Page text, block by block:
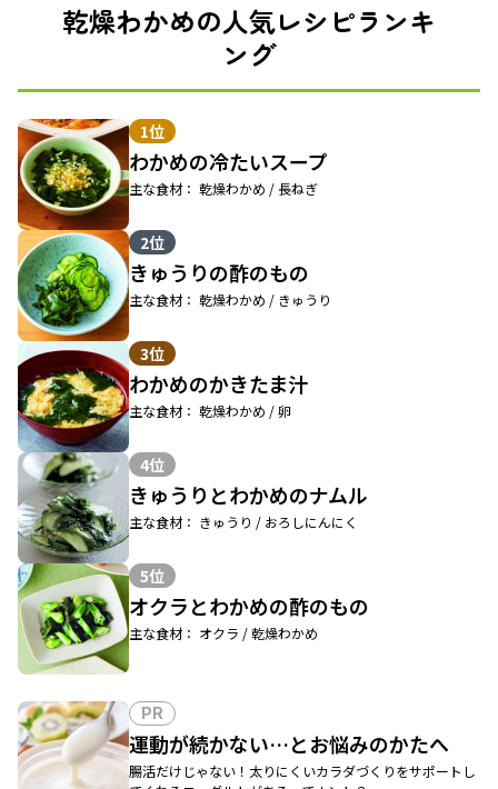
乾燥わかめの人気レシピランキ
ング
1位
わかめの冷たいスープ
主な食材： 乾燥わかめ / 長ねぎ
2位
きゅうりの酢のもの
主な食材： 乾燥わかめ / きゅうり
3位
わかめのかきたま汁
主な食材： 乾燥わかめ / 卵
4位
きゅうりとわかめのナムル
主な食材： きゅうり / おろしにんにく
5位
オクラとわかめの酢のもの
主な食材： オクラ / 乾燥わかめ
PR
運動が続かない…とお悩みのかたへ
腸活だけじゃない！太りにくいカラダづくりをサポートし